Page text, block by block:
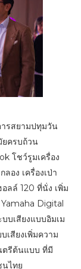
รสยามปทุมวัน
ยครบถ้วน
โชว์รูมเครื่อง
อง เครื่องเป่า
ลล์ 120 ที่นั่ง เพิ่ม
Digital
บเสียงแบบอิมเม
เสียงเพิ่มความ
ตรีต้นแบบ ที่มี
ไทย